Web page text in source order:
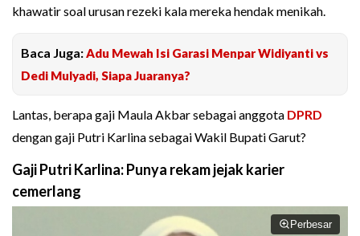
khawatir soal urusan rezeki kala mereka hendak menikah.
Baca Juga:Adu Mewah Isi Garasi Menpar Widiyanti vs
Dedi Mulyadi, Siapa Juaranya?
Lantas, berapa gaji Maula Akbar sebagai anggota DPRD
dengan gaji Putri Karlina sebagai Wakil Bupati Garut?
Gaji Putri Karlina: Punya rekam jejak karier
cemerlang
Perbesar